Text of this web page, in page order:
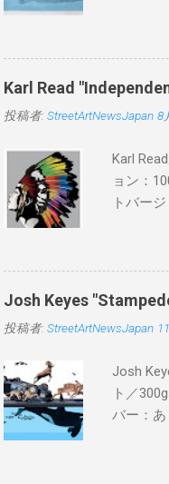
BLUE/
550mm
Karl Read
投稿者: StreetArtNewsJapan 8
Karl
ョン：
トバー
Josh Keyes
投稿者: StreetArtNewsJapan
Josh
ト／
バー：